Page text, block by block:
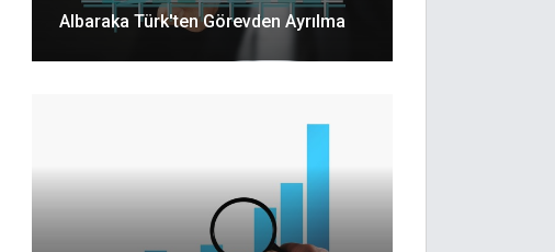
Albaraka Türk'ten Görevden Ayrılma